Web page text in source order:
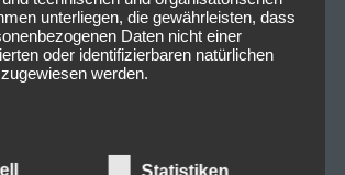
unterliegen, die gewährleisten, dass
Daten nicht einer
oder identifizierbaren natürlichen
werden.
Verantwortlicher
Statistiken